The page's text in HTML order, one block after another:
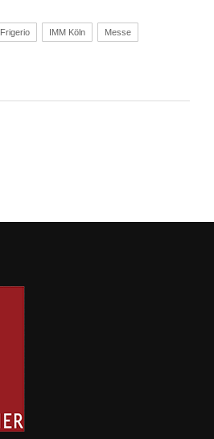
Frigerio IMM Köln Messe